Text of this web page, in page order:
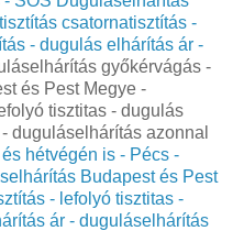
csatornatisztítás -
- dugulás elhárítás ár -
győkérvágás -
és Pest Megye -
tisztitas - dugulás
duguláselhárítás azonnal
hétvégén is - Pécs -
Budapest és Pest
- lefolyó tisztitas -
ár - duguláselhárítás